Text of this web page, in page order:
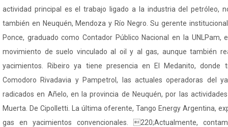
actividad principal es el trabajo ligado a la industria del petróleo,
también en Neuquén, Mendoza y Río Negro. Su gerente
Ponce, graduado como Contador Público Nacional en la UNLPam,
movimiento de suelo vinculado al oil y al gas, aunque también
yacimientos. Ribeiro ya tiene presencia en El Medanito, donde
Comodoro Rivadavia y Pampetrol, las actuales operadoras del
radicados en Añelo, en la provincia de Neuquén, por las
Muerta. De Cipolletti. La última oferente, Tango Energy Argentina,
gas en yacimientos convencionales. 220;Actualmente,